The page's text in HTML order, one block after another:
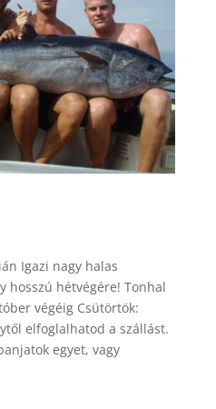
Igazi nagy halas
hosszú hétvégére! Tonhal
végéig Csütörtök:
elfoglalhatod a szállást.
egyet, vagy